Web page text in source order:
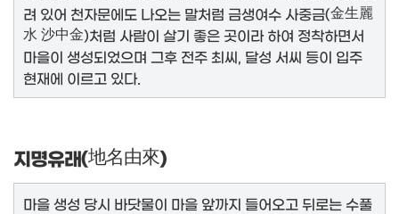
려 있어 천자문에도 나오는 말처럼 금생여수 사중금(金生麗
水 沙中金)처럼 사람이 살기 좋은 곳이라 하여 정착하면서
마을이 생성되었으며 그후 전주 최씨, 달성 서씨 등이 입주
현재에 이르고 있다.
지명유래(地名由來)
마을 생성 당시 바닷물이 마을 앞까지 들어오고 뒤로는 수풀